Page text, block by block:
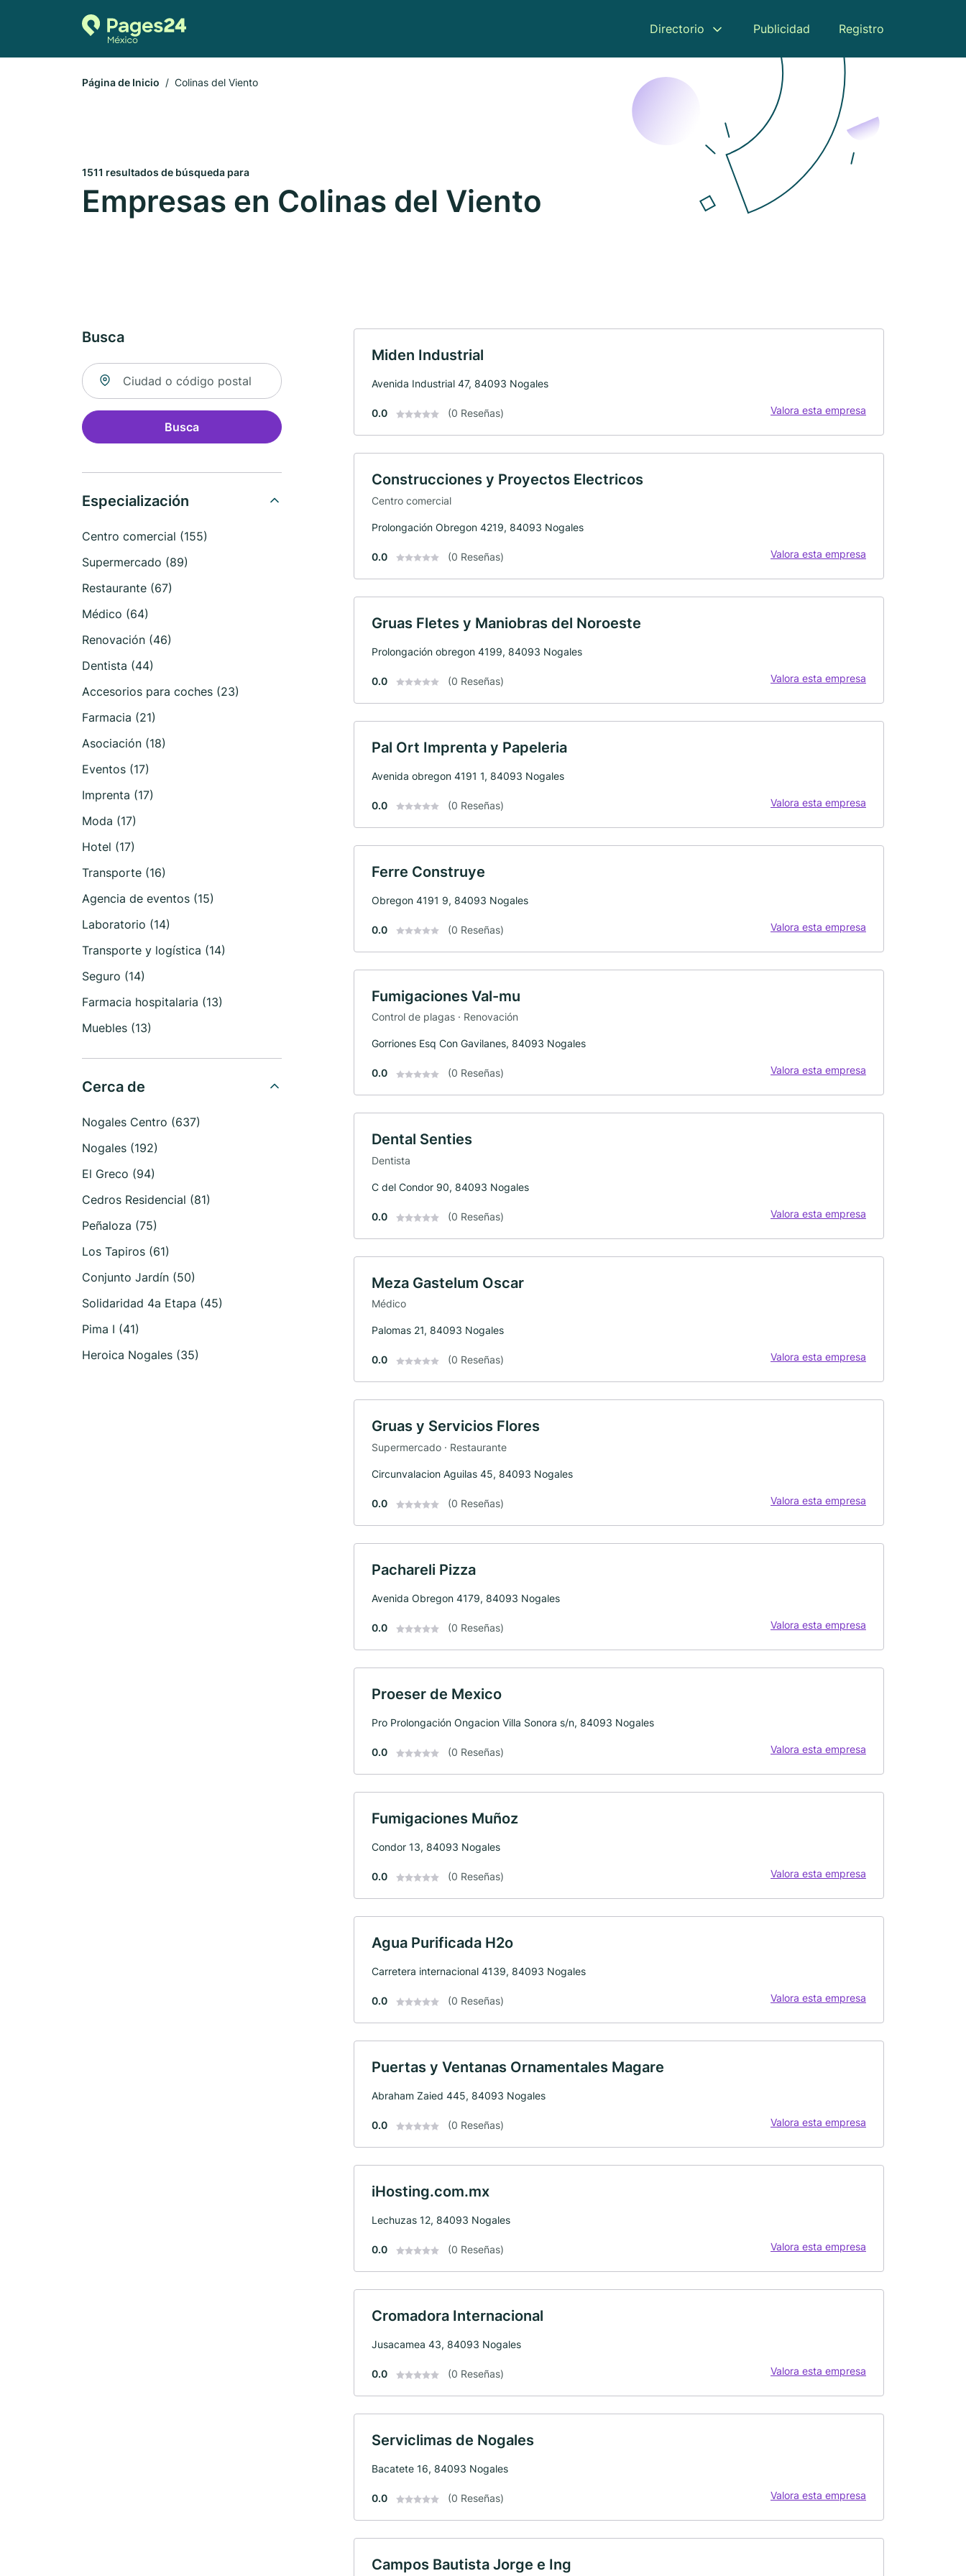
Directorio Publicidad Registro
Página de Inicio Colinas del Viento
1511 resultados de búsqueda para
Empresas en Colinas del Viento
Busca
Buscar ubicación
Busca
Especialización
Centro comercial (155)
Supermercado (89)
Restaurante (67)
Médico (64)
Renovación (46)
Dentista (44)
Accesorios para coches (23)
Farmacia (21)
Asociación (18)
Eventos (17)
Imprenta (17)
Moda (17)
Hotel (17)
Transporte (16)
Agencia de eventos (15)
Laboratorio (14)
Transporte y logística (14)
Seguro (14)
Farmacia hospitalaria (13)
Muebles (13)
Cerca de
Nogales Centro (637)
Nogales (192)
El Greco (94)
Cedros Residencial (81)
Peñaloza (75)
Los Tapiros (61)
Conjunto Jardín (50)
Solidaridad 4a Etapa (45)
Pima I (41)
Heroica Nogales (35)
Miden Industrial
Avenida Industrial 47, 84093 Nogales
0.0 (0 Reseñas) Valora esta empresa
Construcciones y Proyectos Electricos
Centro comercial
Prolongación Obregon 4219, 84093 Nogales
0.0 (0 Reseñas) Valora esta empresa
Gruas Fletes y Maniobras del Noroeste
Prolongación obregon 4199, 84093 Nogales
0.0 (0 Reseñas) Valora esta empresa
Pal Ort Imprenta y Papeleria
Avenida obregon 4191 1, 84093 Nogales
0.0 (0 Reseñas) Valora esta empresa
Ferre Construye
Obregon 4191 9, 84093 Nogales
0.0 (0 Reseñas) Valora esta empresa
Fumigaciones Val-mu
Control de plagas · Renovación
Gorriones Esq Con Gavilanes, 84093 Nogales
0.0 (0 Reseñas) Valora esta empresa
Dental Senties
Dentista
C del Condor 90, 84093 Nogales
0.0 (0 Reseñas) Valora esta empresa
Meza Gastelum Oscar
Médico
Palomas 21, 84093 Nogales
0.0 (0 Reseñas) Valora esta empresa
Gruas y Servicios Flores
Supermercado · Restaurante
Circunvalacion Aguilas 45, 84093 Nogales
0.0 (0 Reseñas) Valora esta empresa
Pachareli Pizza
Avenida Obregon 4179, 84093 Nogales
0.0 (0 Reseñas) Valora esta empresa
Proeser de Mexico
Pro Prolongación Ongacion Villa Sonora s/n, 84093 Nogales
0.0 (0 Reseñas) Valora esta empresa
Fumigaciones Muñoz
Condor 13, 84093 Nogales
0.0 (0 Reseñas) Valora esta empresa
Agua Purificada H2o
Carretera internacional 4139, 84093 Nogales
0.0 (0 Reseñas) Valora esta empresa
Puertas y Ventanas Ornamentales Magare
Abraham Zaied 445, 84093 Nogales
0.0 (0 Reseñas) Valora esta empresa
iHosting.com.mx
Lechuzas 12, 84093 Nogales
0.0 (0 Reseñas) Valora esta empresa
Cromadora Internacional
Jusacamea 43, 84093 Nogales
0.0 (0 Reseñas) Valora esta empresa
Serviclimas de Nogales
Bacatete 16, 84093 Nogales
0.0 (0 Reseñas) Valora esta empresa
Campos Bautista Jorge e Ing